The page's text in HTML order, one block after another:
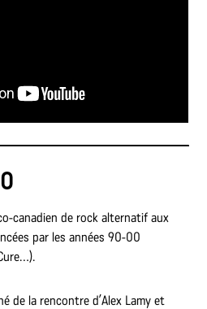
canadien de rock alternatif aux
par les années 90-00
de la rencontre d’Alex Lamy et